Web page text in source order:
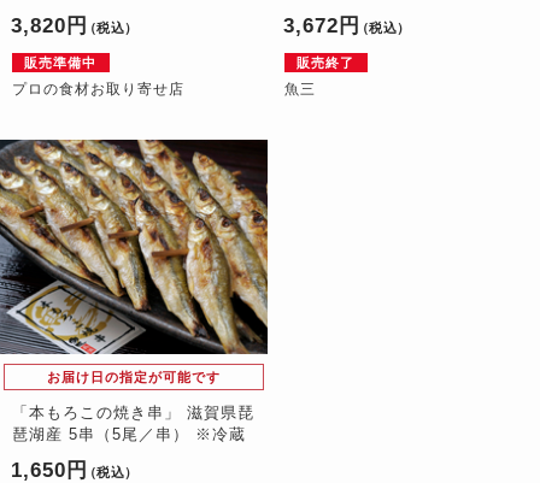
3,820円 （税込）
販売準備中
プロの食材お取り寄せ店
3,672円 （税込）
販売終了
魚三
お届け日の指定が可能です
「本もろこの焼き串」 滋賀県琵
琶湖産 5串（5尾／串） ※冷蔵
1,650円 （税込）